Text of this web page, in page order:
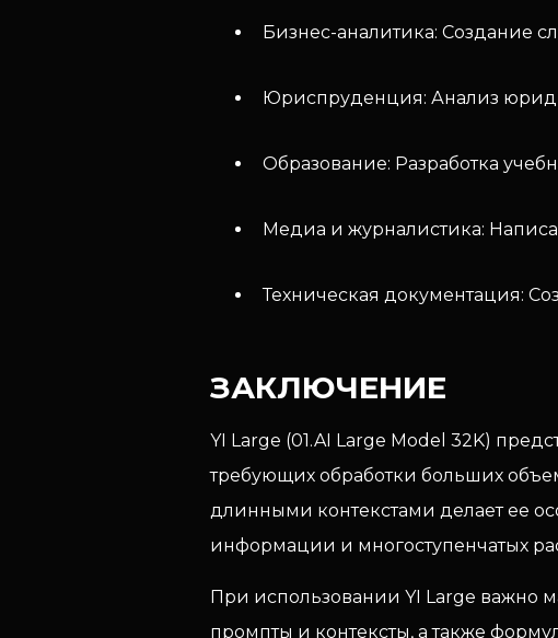
Бизнес-аналитика: Создание
Юриспруденция: Анализ
Образование: Разработка
Медиа и журналистика:
Техническая документация:
ЗАКЛЮЧЕНИЕ
YI Large (01.AI Large Model 32K)
требующих обработки больших
длинными контекстами делает ее
информации и многоступенчатых
При использовании YI Large важно
промпты и контексты, а также